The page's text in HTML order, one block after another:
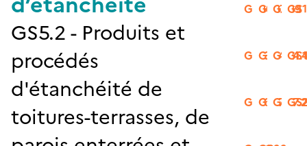
GS5.2 - Produits et
procédés
d'étanchéité de
toitures-terrasses, de
GS06GS07GS09
GS13GS14.2
GS16GS17.1GS17.2